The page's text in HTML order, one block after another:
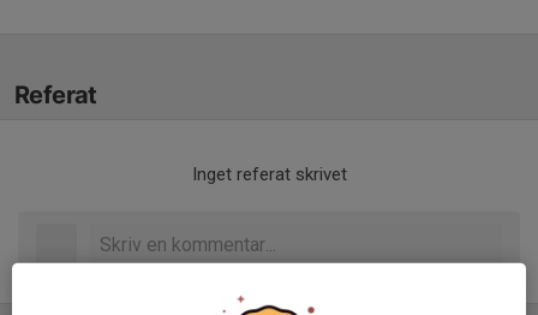
Referat
Inget referat skrivet